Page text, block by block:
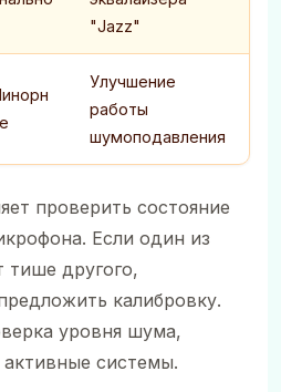
"Jazz"
Улучшение
работы
шумоподавления
проверить состояние
Если один из
тише другого,
калибровку.
уровня шума,
системы.